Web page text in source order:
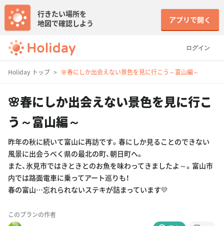
ログイン
行きたい場所を
地図で確認しよう
アプリで開く
Holiday トップ 🌸春にしか出会えない景色を見に行こう～富山編～
🌸春にしか出会えない景色を見に行こ
う～富山編～
昨年の秋に続いて富山に再訪です。春にしか見ることのできない
風景に出会うべく県の最北の町、朝日町へ。
また、氷見市ではきときとのお魚を味わってきましたよ～。富山市
内では路面電車に乗ってアート巡りも！
春の富山…忘れられないステキが詰まっています💛
このプランの作者